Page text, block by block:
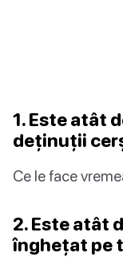
1. Este atât
deținuții
Ce le face
2. Este atât
înghețat pe